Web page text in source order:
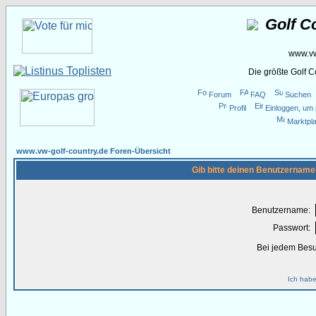
Golf
Die größte Golf
Forum FAQ
Suchen
Profil
Einloggen,
www.vw-golf-country.de Foren-Übersicht
Gib bitte deinen
Benutzername:
Passwort:
Bei jedem
Ich